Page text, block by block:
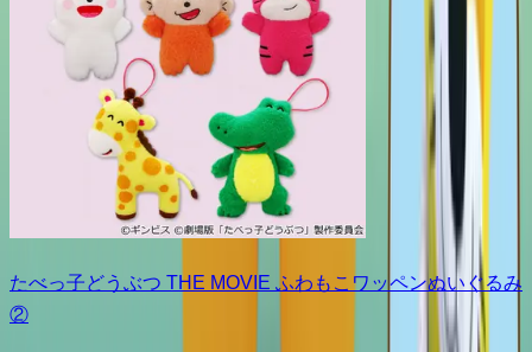
たべっ子どうぶつ THE MOVIE ふわもこワッペンぬいぐるみ
②